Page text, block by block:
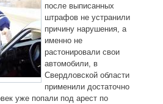
после выписанных
штрафов не устранили
причину нарушения, а
именно не
растонировали свои
автомобили, в
Свердловской области
применили достаточно
уже попали под арест по